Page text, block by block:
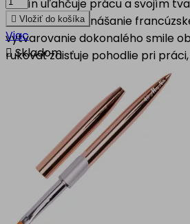
štetín uľahčuje prácu a svojím
rovnomerné nanášanie
vytvarovanie dokonalého smile
rukoväť zaisťuje pohodlie pri
chráni štetiny pred poškodením.
 Vložiť do košíka
Viac
Skladom